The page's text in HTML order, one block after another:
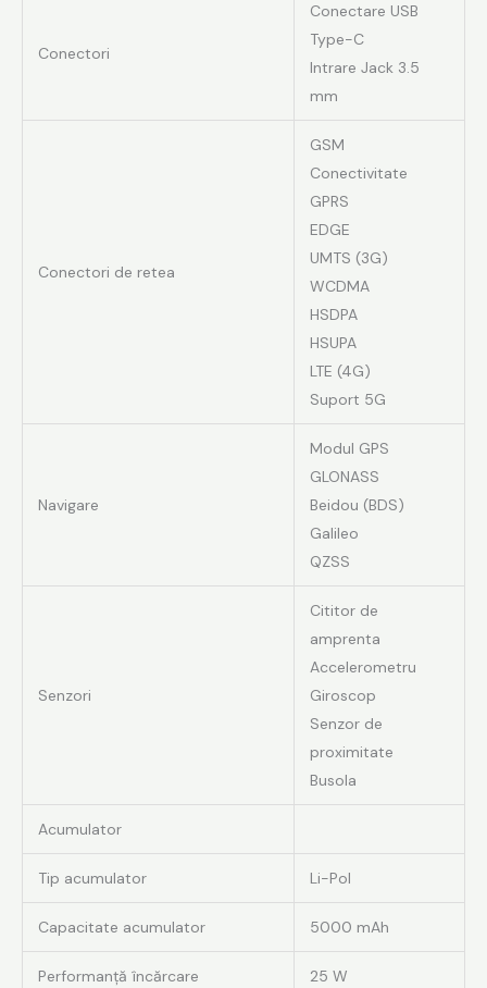
Conectori
Conectare USB
Type-C
Intrare Jack 3.5
mm
Conectori de retea
GSM
Conectivitate
GPRS
EDGE
UMTS (3G)
WCDMA
HSDPA
HSUPA
LTE (4G)
Suport 5G
Navigare
Modul GPS
GLONASS
Beidou (BDS)
Galileo
QZSS
Senzori
Cititor de
amprenta
Accelerometru
Giroscop
Senzor de
proximitate
Busola
Acumulator
Tip acumulator Li-Pol
Capacitate acumulator 5000 mAh
Performanță încărcare 25 W